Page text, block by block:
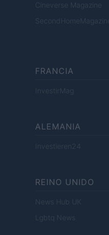
Cineverse Magazine
SecondHomeMagazine
FRANCIA
InvestirMag
ALEMANIA
Investieren24
REINO UNIDO
News Hub UK
Lgbtq News